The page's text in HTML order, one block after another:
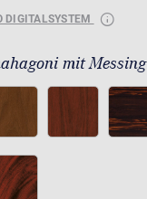
DIGITALSYSTEM
mit Messing